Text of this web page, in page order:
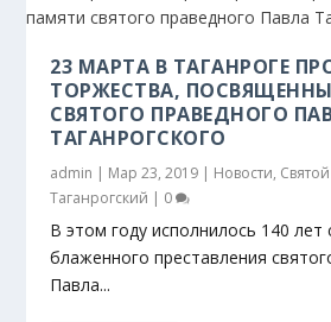
23 МАРТА В ТАГАНРОГЕ
ТОРЖЕСТВА,
СВЯТОГО ПРАВЕДНОГО
ТАГАНРОГСКОГО
admin | Мар 23, 2019 | Новости,
Таганрогский | 0
В этом году исполнилось 140 лет
блаженного преставления
Павла...